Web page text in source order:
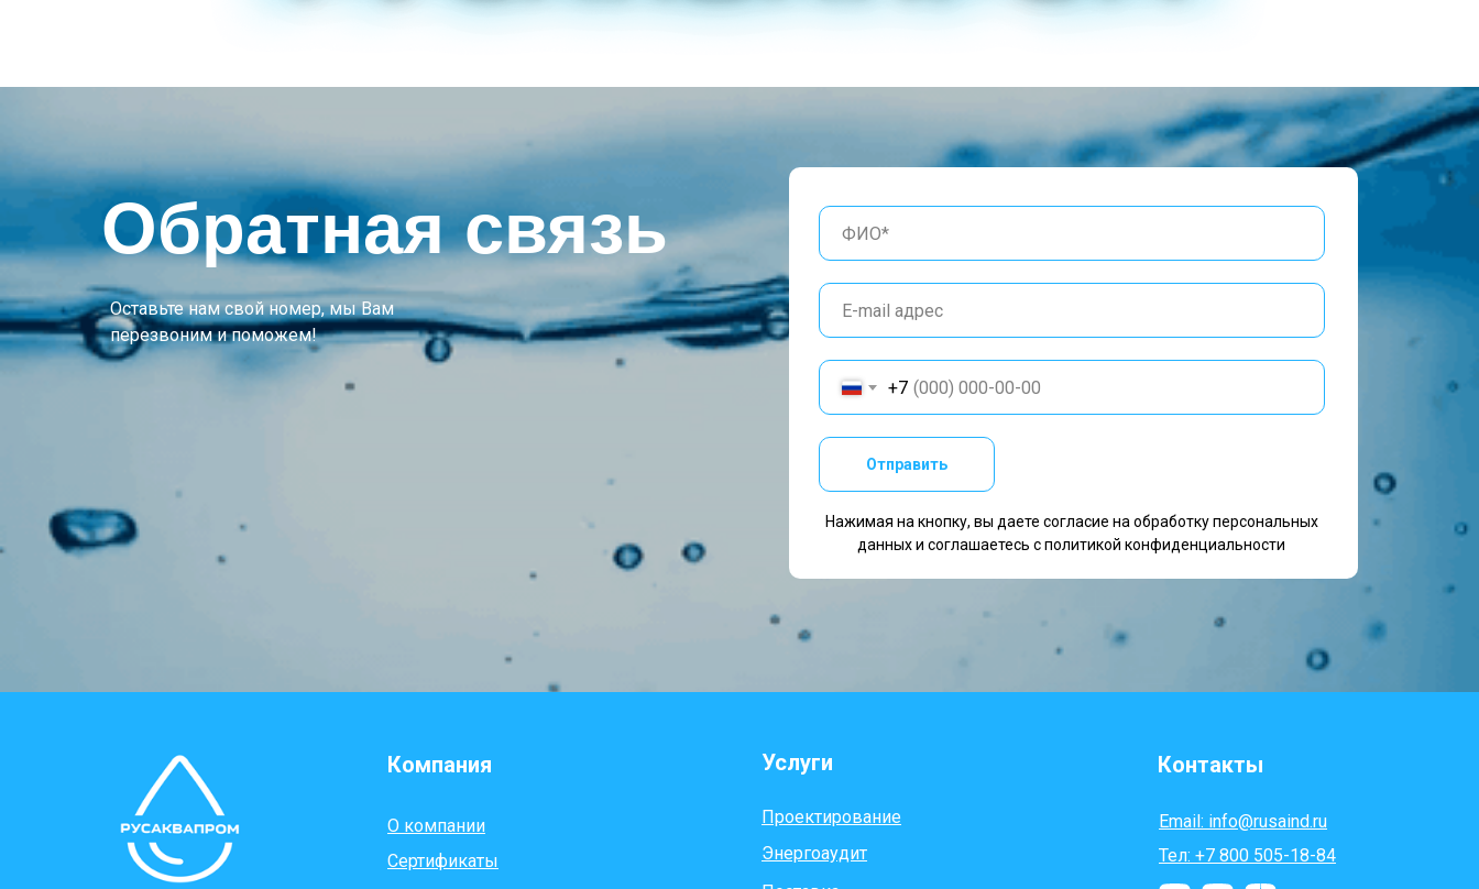
Обратная связь
+7
Отправить
Нажимая на кнопку, вы даете согласие на обработку персональных
данных и соглашаетесь c политикой конфиденциальности
Оставьте нам свой номер, мы Вам
перезвоним и поможем!
Компания
О компании
Сертификаты
Услуги
Проектирование
Контакты
Email: info@rusaind.ru
Тел: +7 800 505-18-84
Энергоаудит